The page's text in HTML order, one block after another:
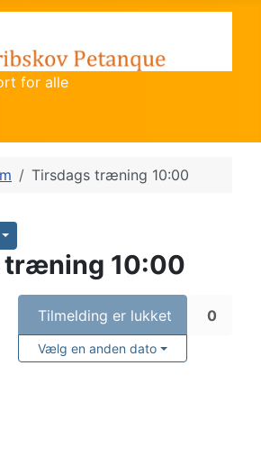
for alle
Tirsdags træning 10:00
træning 10:00
Tilmelding er lukket
Vælg en anden dato
0